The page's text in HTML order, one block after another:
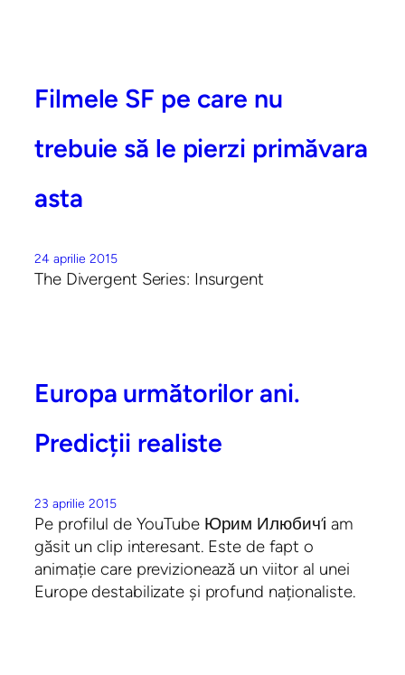
Filmele SF pe care nu
trebuie să le pierzi primăvara
asta
24 aprilie 2015
The Divergent Series: Insurgent
Europa următorilor ani.
Predicții realiste
23 aprilie 2015
Pe profilul de YouTube Юрим Илюбич’і am
găsit un clip interesant. Este de fapt o
animație care previzionează un viitor al unei
Europe destabilizate și profund naționaliste.